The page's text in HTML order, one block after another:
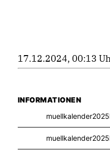
17.12.2024, 00:13
INFORMATIONEN